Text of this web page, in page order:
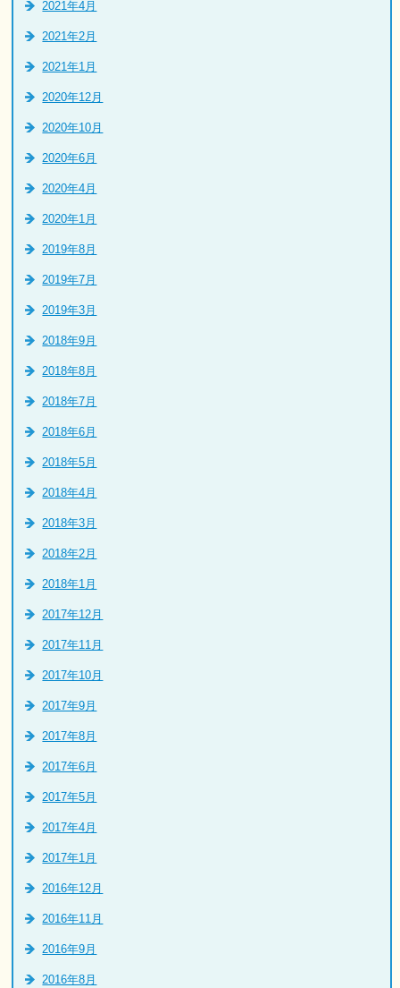
2021年4月
2021年2月
2021年1月
2020年12月
2020年10月
2020年6月
2020年4月
2020年1月
2019年8月
2019年7月
2019年3月
2018年9月
2018年8月
2018年7月
2018年6月
2018年5月
2018年4月
2018年3月
2018年2月
2018年1月
2017年12月
2017年11月
2017年10月
2017年9月
2017年8月
2017年6月
2017年5月
2017年4月
2017年1月
2016年12月
2016年11月
2016年9月
2016年8月